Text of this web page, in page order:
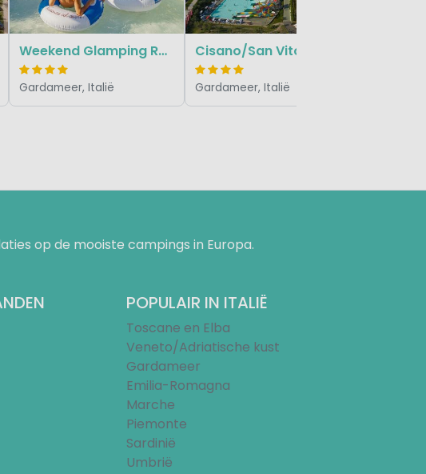
Weekend Glamping Resort
Gardameer, Italië
Cisano/San Vito
Gardameer, Italië
op de mooiste campings in Europa.
POPULAIR IN ITALIË
Toscane en Elba
Veneto/Adriatische kust
Gardameer
Emilia-Romagna
Marche
Piemonte
Sardinië
Umbrië